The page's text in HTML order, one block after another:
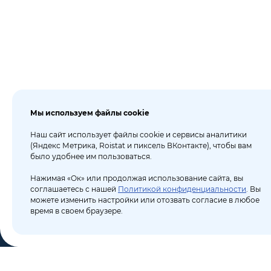
Мы используем файлы cookie
Наш сайт использует файлы cookie и сервисы аналитики
(Яндекс Метрика, Roistat и пиксель ВКонтакте), чтобы вам
было удобнее им пользоваться.
Нажимая «Ок» или продолжая использование сайта, вы
соглашаетесь с нашей Политикой конфиденциальности. Вы
можете изменить настройки или отозвать согласие в любое
время в своем браузере.